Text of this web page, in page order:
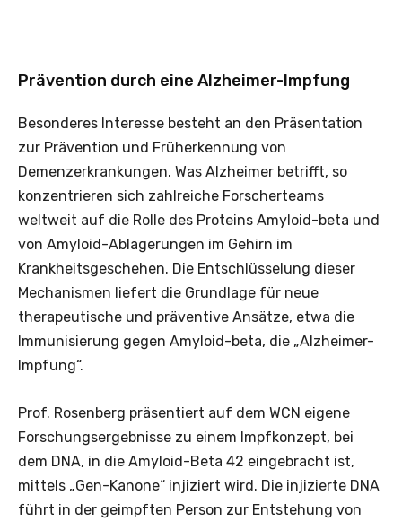
Prävention durch eine Alzheimer-Impfung
Besonderes Interesse besteht an den Präsentation
zur Prävention und Früherkennung von
Demenzerkrankungen. Was Alzheimer betrifft, so
konzentrieren sich zahlreiche Forscherteams
weltweit auf die Rolle des Proteins Amyloid-beta und
von Amyloid-Ablagerungen im Gehirn im
Krankheitsgeschehen. Die Entschlüsselung dieser
Mechanismen liefert die Grundlage für neue
therapeutische und präventive Ansätze, etwa die
Immunisierung gegen Amyloid-beta, die „Alzheimer-
Impfung“.
Prof. Rosenberg präsentiert auf dem WCN eigene
Forschungsergebnisse zu einem Impfkonzept, bei
dem DNA, in die Amyloid-Beta 42 eingebracht ist,
mittels „Gen-Kanone“ injiziert wird. Die injizierte DNA
führt in der geimpften Person zur Entstehung von